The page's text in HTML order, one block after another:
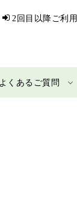
2回目以降ご利
よくあるご質問